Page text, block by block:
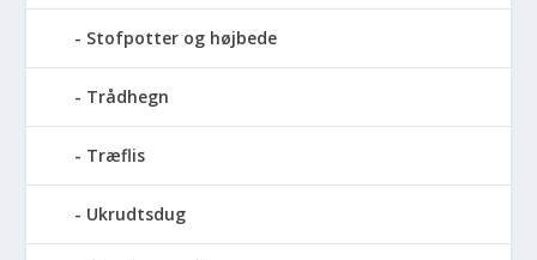
Stofpotter og højbede
Trådhegn
Træflis
Ukrudtsdug